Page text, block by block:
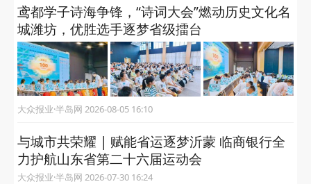
鸢都学子诗海争锋，“诗词大会”燃动历史文化名
城潍坊，优胜选手逐梦省级擂台
大众报业·半岛网 2026-08-05 16:10
与城市共荣耀 | 赋能省运逐梦沂蒙 临商银行全
力护航山东省第二十六届运动会
大众报业·半岛网 2026-07-30 16:24